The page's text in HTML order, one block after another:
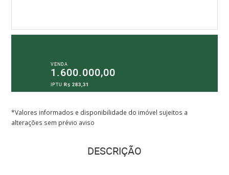
VENDA
1.600.000,00
IPTUR$ 283,31
*Valores informados e disponibilidade do imóvel sujeitos a
alterações sem prévio aviso
DESCRIÇÃO